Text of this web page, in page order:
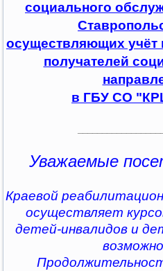
социального
осуществляющих учёт
получателей
в ГБУ СО
Уважаемые
Краевой
осуществляет
детей-инвалидов и